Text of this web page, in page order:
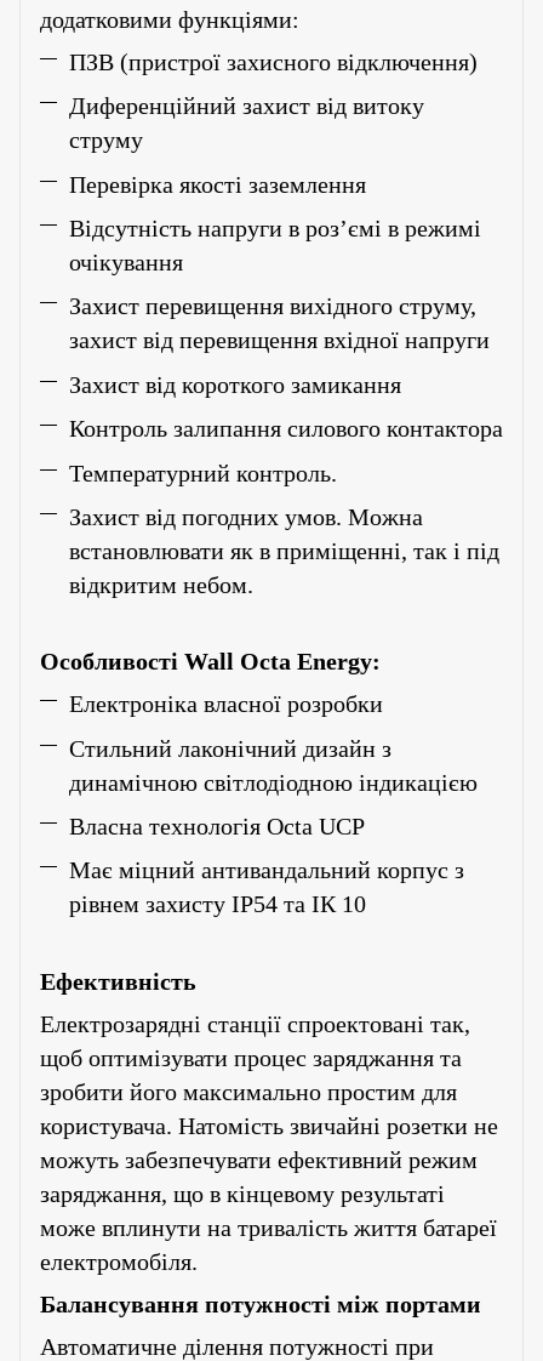
додатковими функціями:
ПЗВ (пристрої захисного відключення)
Диференційний захист від витоку
струму
Перевірка якості заземлення
Відсутність напруги в роз’ємі в режимі
очікування
Захист перевищення вихідного струму,
захист від перевищення вхідної напруги
Захист від короткого замикання
Контроль залипання силового контактора
Температурний контроль.
Захист від погодних умов. Можна
встановлювати як в приміщенні, так і під
відкритим небом.
Особливості Wall Octa Energy:
Електроніка власної розробки
Стильний лаконічний дизайн з
динамічною світлодіодною індикацією
Власна технологія Octa UCP
Має міцний антивандальний корпус з
рівнем захисту ІР54 та ІК 10
Ефективність
Електрозарядні станції спроектовані так,
щоб оптимізувати процес заряджання та
зробити його максимально простим для
користувача. Натомість звичайні розетки не
можуть забезпечувати ефективний режим
заряджання, що в кінцевому результаті
може вплинути на тривалість життя батареї
електромобіля.
Балансування потужності між портами
Автоматичне ділення потужності при